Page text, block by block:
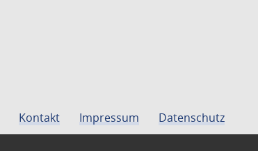
Kontakt Impressum Datenschutz